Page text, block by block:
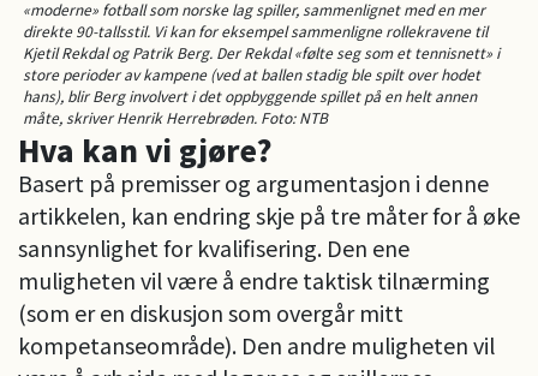
«moderne» fotball som norske lag spiller, sammenlignet med en mer
direkte 90-tallsstil. Vi kan for eksempel sammenligne rollekravene til
Kjetil Rekdal og Patrik Berg. Der Rekdal «følte seg som et tennisnett» i
store perioder av kampene (ved at ballen stadig ble spilt over hodet
hans), blir Berg involvert i det oppbyggende spillet på en helt annen
måte, skriver Henrik Herrebrøden. Foto: NTB
Hva kan vi gjøre?
Basert på premisser og argumentasjon i denne
artikkelen, kan endring skje på tre måter for å øke
sannsynlighet for kvalifisering. Den ene
muligheten vil være å endre taktisk tilnærming
(som er en diskusjon som overgår mitt
kompetanseområde). Den andre muligheten vil